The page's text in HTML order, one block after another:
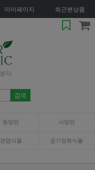
마이페이지 최근본상품
동양란 서양란
관엽식물 공기정화식물